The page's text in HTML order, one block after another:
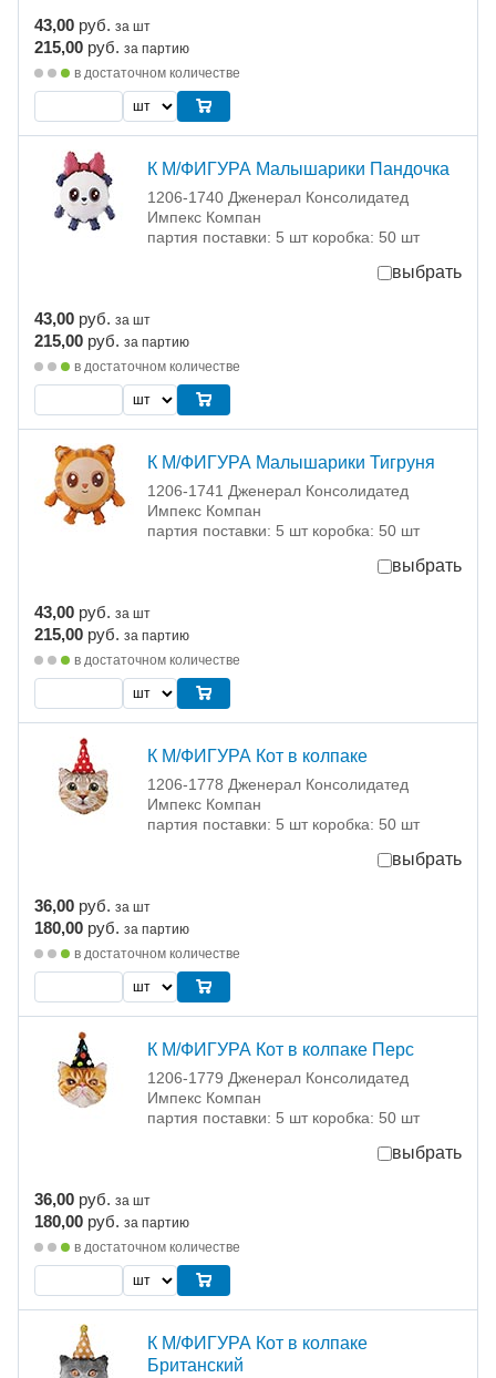
43,00 руб. за шт
215,00 руб. за партию
в достаточном количестве
К М/ФИГУРА Малышарики Пандочка
1206-1740 Дженерал Консолидатед
Импекс Компан
партия поставки: 5 шт коробка: 50 шт
выбрать
43,00 руб. за шт
215,00 руб. за партию
в достаточном количестве
К М/ФИГУРА Малышарики Тигруня
1206-1741 Дженерал Консолидатед
Импекс Компан
партия поставки: 5 шт коробка: 50 шт
выбрать
43,00 руб. за шт
215,00 руб. за партию
в достаточном количестве
К М/ФИГУРА Кот в колпаке
1206-1778 Дженерал Консолидатед
Импекс Компан
партия поставки: 5 шт коробка: 50 шт
выбрать
36,00 руб. за шт
180,00 руб. за партию
в достаточном количестве
К М/ФИГУРА Кот в колпаке Перс
1206-1779 Дженерал Консолидатед
Импекс Компан
партия поставки: 5 шт коробка: 50 шт
выбрать
36,00 руб. за шт
180,00 руб. за партию
в достаточном количестве
К М/ФИГУРА Кот в колпаке
Британский